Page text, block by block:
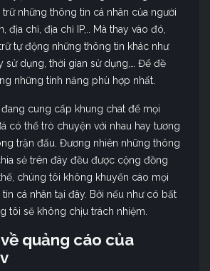
những thông tin cá nhân của người
địa chỉ, địa chỉ IP,.. Mà thay vào đó,
tự động những thông tin khác như
sử dụng, thời gian sử dụng,… Để đề
những tính năng phù hợp nhất.
cung cấp khung chat để mọi
có thể trò chuyện với nhau hay tương
trận đấu. Đương nhiên những thông
sẻ trên đây đều được cộng đồng
chúng tôi không khuyến cáo mọi
cá nhân tại đây. Bởi nếu như có bất
tôi sẽ không chịu trách nhiệm.
quảng cáo của